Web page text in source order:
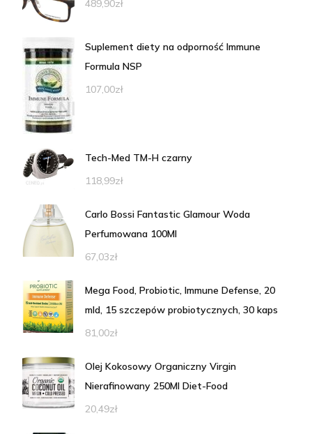
489,90zł
Suplement diety na odporność Immune
Formula NSP
107,00zł
Tech-Med TM-H czarny
118,99zł
Carlo Bossi Fantastic Glamour Woda
Perfumowana 100Ml
67,03zł
Mega Food, Probiotic, Immune Defense, 20
mld, 15 szczepów probiotycznych, 30 kaps
81,00zł
Olej Kokosowy Organiczny Virgin
Nierafinowany 250Ml Diet-Food
20,49zł